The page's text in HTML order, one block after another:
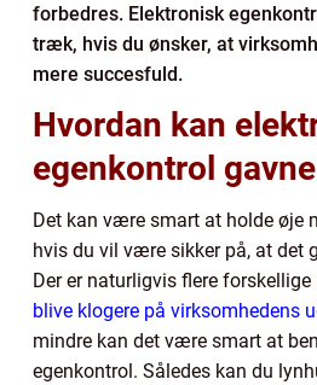
forbedres. Elektronisk
træk, hvis du ønsker, at
mere succesfuld.
Hvordan kan
egenkontrol
Det kan være smart at holde øje
hvis du vil være sikker på, at det
Der er naturligvis flere
blive klogere på virksomhedens
mindre kan det være smart at
egenkontrol. Således kan du